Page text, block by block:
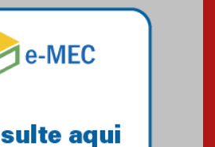
04.08.2026
Mackenzie recepciona os
calouros do segundo semestre